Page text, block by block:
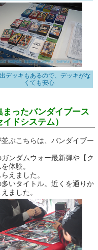
デッキもあるので、デッキがな
くても安心
ったバンダイブース
ドシステム）
ぶこちらは、バンダイブー
ンダムウォー最新弾や【ク
体験。
えました。
いタイトル。近くを通りか
ました。